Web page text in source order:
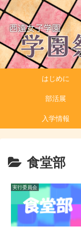
はじめに
部活展
入学情報
食堂部
実行委員会